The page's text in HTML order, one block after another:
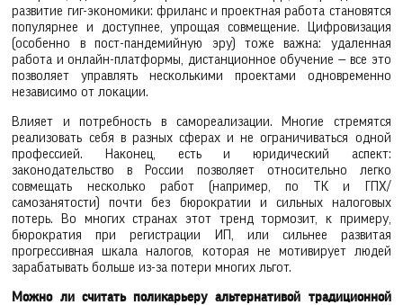
развитие гиг-экономики: фриланс и проектная работа становятся
популярнее и доступнее, упрощая совмещение. Цифровизация
(особенно в пост-пандемийную эру) тоже важна: удаленная
работа и онлайн-платформы, дистанционное обучение — все это
позволяет управлять несколькими проектами одновременно
независимо от локации.
Влияет и потребность в самореализации. Многие стремятся
реализовать себя в разных сферах и не ограничиваться одной
профессией. Наконец, есть и юридический аспект:
законодательство в России позволяет относительно легко
совмещать несколько работ (например, по ТК и ГПХ/
самозанятости) почти без бюрократии и сильных налоговых
потерь. Во многих странах этот тренд тормозит, к примеру,
бюрократия при регистрации ИП, или сильнее развитая
прогрессивная шкала налогов, которая не мотивирует людей
зарабатывать больше из-за потери многих льгот.
Можно ли считать поликарьеру альтернативой традиционной